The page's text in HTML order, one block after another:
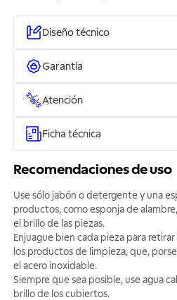
Diseño técnico
Garantía
Atención
Ficha técnica
Recomendaciones de uso
Use sólo jabón o detergente y una
productos, como esponja de
el brillo de las piezas.
Enjuague bien cada pieza para
los productos de limpieza, que,
el acero inoxidable.
Siempre que sea posible, use agua
brillo de los cubiertos.